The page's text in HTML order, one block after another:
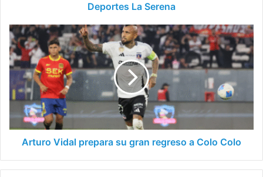
Deportes La Serena
Arturo
Vidal
prepara
su
gran
regreso
a
Colo
Colo
Arturo Vidal prepara su gran regreso a Colo Colo